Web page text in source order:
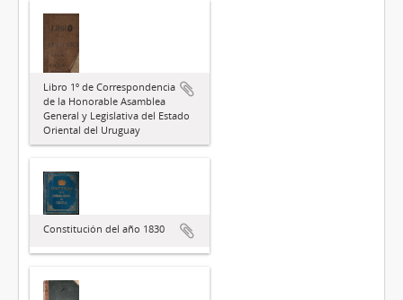
Libro 1º de Correspondencia
de la Honorable Asamblea
General y Legislativa del Estado
Oriental del Uruguay
Constitución del año 1830